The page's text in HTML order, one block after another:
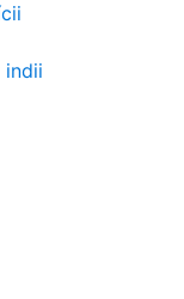
indii